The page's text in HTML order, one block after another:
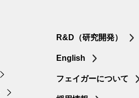
R&D（研究開発）
English
フェイガーについて